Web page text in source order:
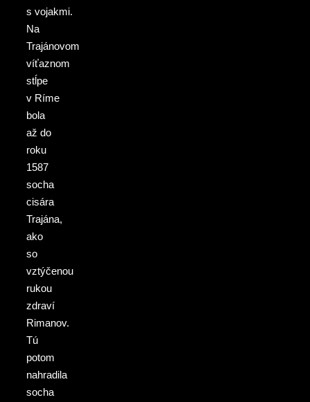
s vojakmi.
Na
Trajánovom
víťaznom
stĺpe
v Ríme
bola
až do
roku
1587
socha
cisára
Trajána,
ako
so
vztýčenou
rukou
zdraví
Rimanov.
Tú
potom
nahradila
socha